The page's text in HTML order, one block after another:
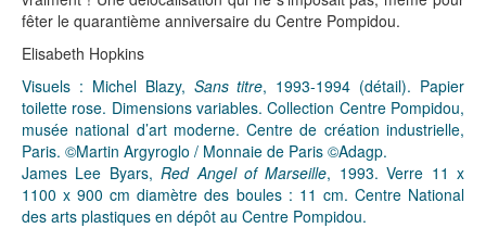
fêter le quarantième anniversaire du Centre Pompidou.
Elisabeth Hopkins
Visuels : Michel Blazy, Sans titre, 1993-1994 (détail). Papier
toilette rose. Dimensions variables. Collection Centre Pompidou,
musée national d’art moderne. Centre de création industrielle,
Paris. ©Martin Argyroglo / Monnaie de Paris ©Adagp.
James Lee Byars,Red Angel of Marseille, 1993. Verre 11 x
1100 x 900 cm diamètre des boules : 11 cm. Centre National
des arts plastiques en dépôt au Centre Pompidou.